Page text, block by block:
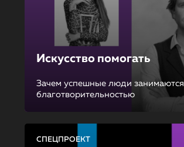
Искусство помогать
Зачем успешные люди занимаются
благотворительностью
СПЕЦПРОЕКТ